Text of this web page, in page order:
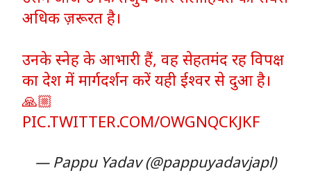
अधिक ज़रूरत है।
उनके स्नेह के आभारी हैं, वह सेहतमंद रह विपक्ष
का देश में मार्गदर्शन करें यही ईश्वर से दुआ है।
🙏🏼
PIC.TWITTER.COM/OWGNQCKJKF
— Pappu Yadav (@pappuyadavjapl)